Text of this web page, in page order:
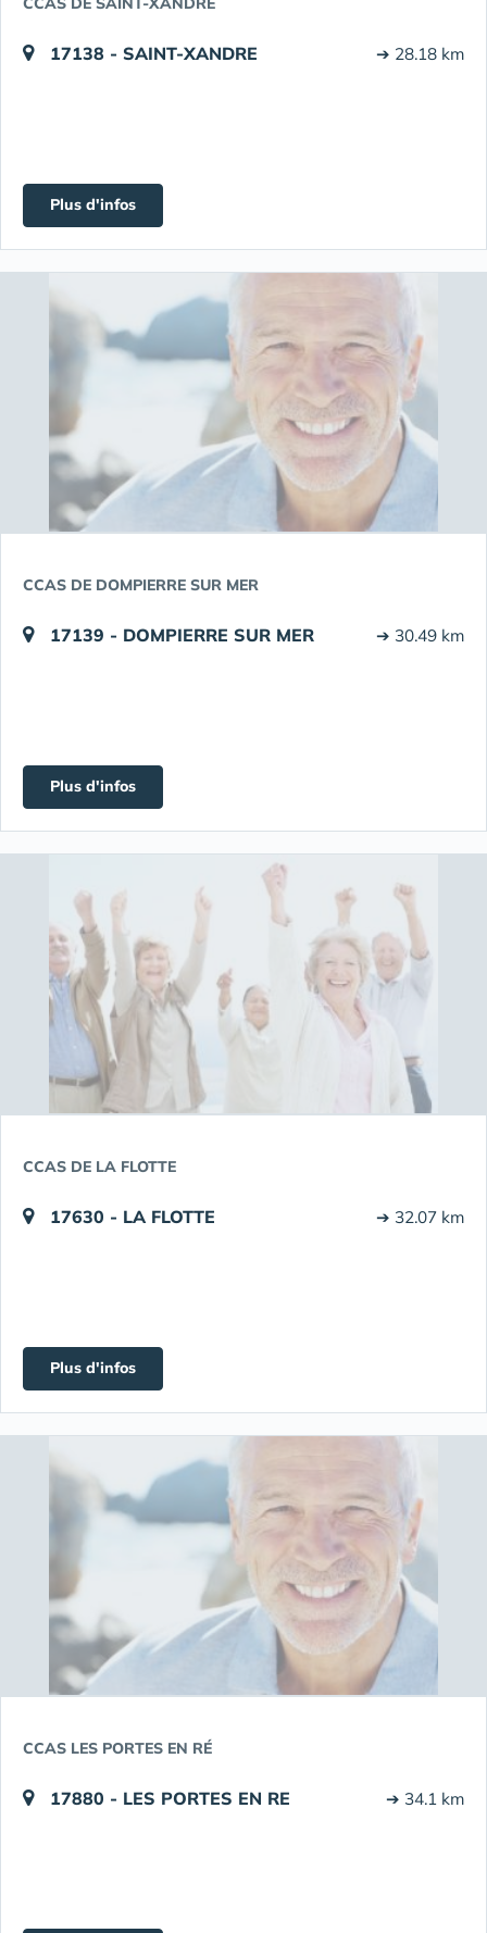
17138 - SAINT-XANDRE ➔ 28.18 km
Plus d'infos
CCAS DE DOMPIERRE SUR MER
17139 - DOMPIERRE SUR MER ➔ 30.49 km
Plus d'infos
CCAS DE LA FLOTTE
17630 - LA FLOTTE ➔ 32.07 km
Plus d'infos
CCAS LES PORTES EN RÉ
17880 - LES PORTES EN RE ➔ 34.1 km